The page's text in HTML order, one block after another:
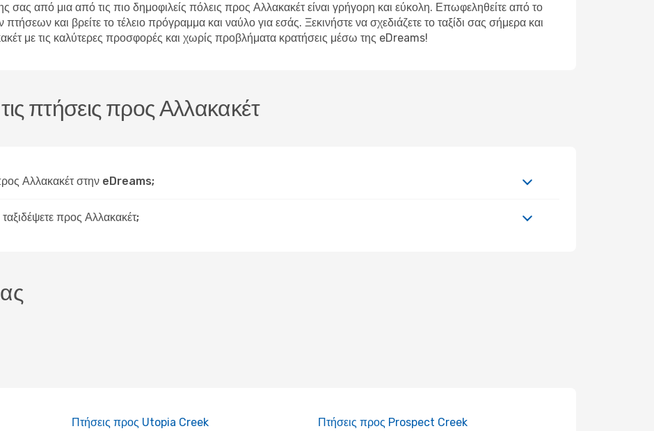
από μια από τις πιο δημοφιλείς πόλεις προς Αλλακακέτ είναι γρήγορη και εύκολη. Επωφεληθείτε από το
και βρείτε το τέλειο πρόγραμμα και ναύλο για εσάς. Ξεκινήστε να σχεδιάζετε το ταξίδι σας σήμερα και
με τις καλύτερες προσφορές και χωρίς προβλήματα κρατήσεις μέσω της eDreams!
πτήσεις προς Αλλακακέτ
Αλλακακέτ στην eDreams;
προς Αλλακακέτ;
Πτήσεις προς Utopia Creek Πτήσεις προς Prospect Creek